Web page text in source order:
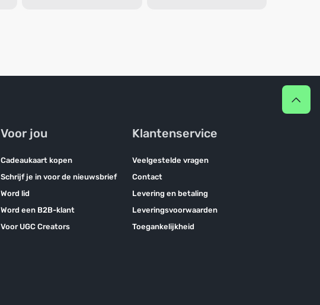
Voor jou
Cadeaukaart kopen
Schrijf je in voor de nieuwsbrief
Word lid
Word een B2B-klant
Voor UGC Creators
Klantenservice
Veelgestelde vragen
Contact
Levering en betaling
Leveringsvoorwaarden
Toegankelijkheid